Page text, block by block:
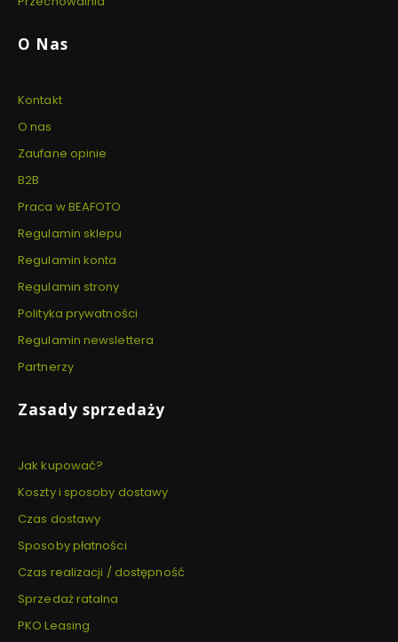
O Nas
Kontakt
O nas
Zaufane opinie
B2B
Praca w BEAFOTO
Regulamin sklepu
Regulamin konta
Regulamin strony
Polityka prywatności
Regulamin newslettera
Partnerzy
Zasady sprzedaży
Jak kupować?
Koszty i sposoby dostawy
Czas dostawy
Sposoby płatności
Czas realizacji / dostępność
Sprzedaż ratalna
PKO Leasing